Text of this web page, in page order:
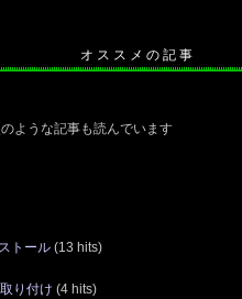
オ ス ス メ の 記 事
ような記事も読んでいます
トール (13 hits)
り付け (4 hits)